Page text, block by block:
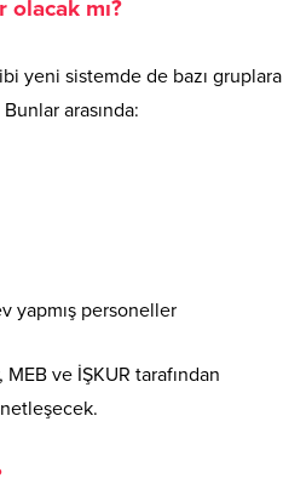
olacak mı?
yeni sistemde de bazı gruplara
arasında:
yapmış personeller
ve İŞKUR tarafından